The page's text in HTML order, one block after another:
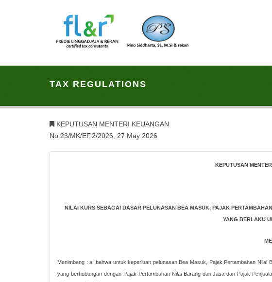
TAX REGULATIONS
KEPUTUSAN MENTERI KEUANGAN
No:23/MK/EF.2/2026, 27 May 2026
KEPUTUSAN
NILAI KURS SEBAGAI DASAR PELUNASAN BEA MASUK, PAJAK
YANG BERLAKU
Menimbang : a. bahwa untuk keperluan pelunasan Bea Masuk, Pajak Pertambahan
yang berhubungan dengan Pajak Pertambahan Nilai Barang dan Jasa dan Pajak